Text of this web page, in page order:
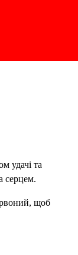
удачі та
серцем.
щоб